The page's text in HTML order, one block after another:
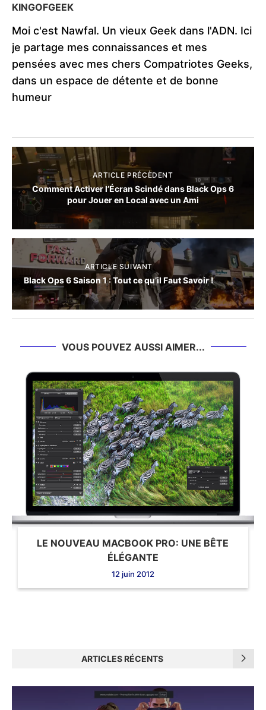
KINGOFGEEK
Moi c'est Nawfal. Un vieux Geek dans l'ADN. Ici
je partage mes connaissances et mes
pensées avec mes chers Compatriotes Geeks,
dans un espace de détente et de bonne
humeur
ARTICLE PRÉCÈDENT
Comment Activer l’Écran Scindé dans Black Ops 6
pour Jouer en Local avec un Ami
ARTICLE SUIVANT
Black Ops 6 Saison 1 : Tout ce qu’il Faut Savoir !
VOUS POUVEZ AUSSI AIMER...
LE NOUVEAU MACBOOK PRO: UNE BÊTE
ÉLÉGANTE
12 juin 2012
ARTICLES RÉCENTS